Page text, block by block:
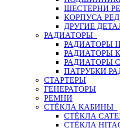
ШЕСТЕРНИ
КОРПУСА
ДРУГИЕ
РАДИАТОРЫ
РАДИАТОРЫ
РАДИАТОРЫ
РАДИАТОРЫ
ПАТРУБКИ
СТАРТЕРЫ
ГЕНЕРАТОРЫ
РЕМНИ
СТЁКЛА КАБИНЫ
СТЁКЛА
СТЁКЛА